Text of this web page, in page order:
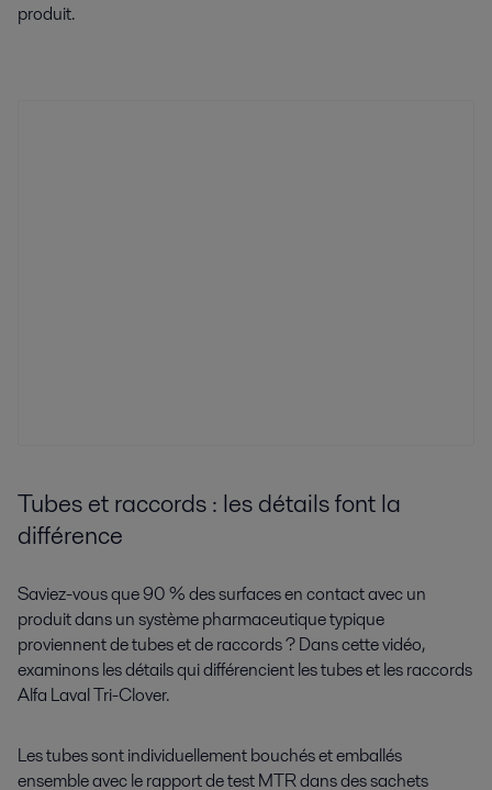
produit.
Tubes et raccords : les détails font la
différence
Saviez-vous que 90 % des surfaces en contact avec un
produit dans un système pharmaceutique typique
proviennent de tubes et de raccords ? Dans cette vidéo,
examinons les détails qui différencient les tubes et les raccords
Alfa Laval Tri-Clover.
Les tubes sont individuellement bouchés et emballés
ensemble avec le rapport de test MTR dans des sachets